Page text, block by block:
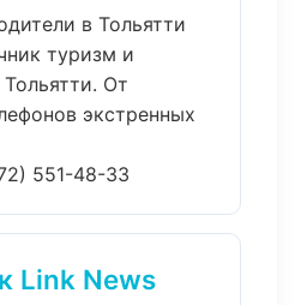
в Тольятти
туризм и
От
экстренных
551-48-33
Link News